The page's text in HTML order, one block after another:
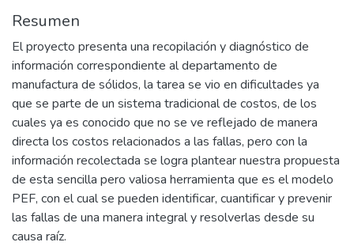
Resumen
El proyecto presenta una recopilación y diagnóstico de
información correspondiente al departamento de
manufactura de sólidos, la tarea se vio en dificultades ya
que se parte de un sistema tradicional de costos, de los
cuales ya es conocido que no se ve reflejado de manera
directa los costos relacionados a las fallas, pero con la
información recolectada se logra plantear nuestra propuesta
de esta sencilla pero valiosa herramienta que es el modelo
PEF, con el cual se pueden identificar, cuantificar y prevenir
las fallas de una manera integral y resolverlas desde su
causa raíz.